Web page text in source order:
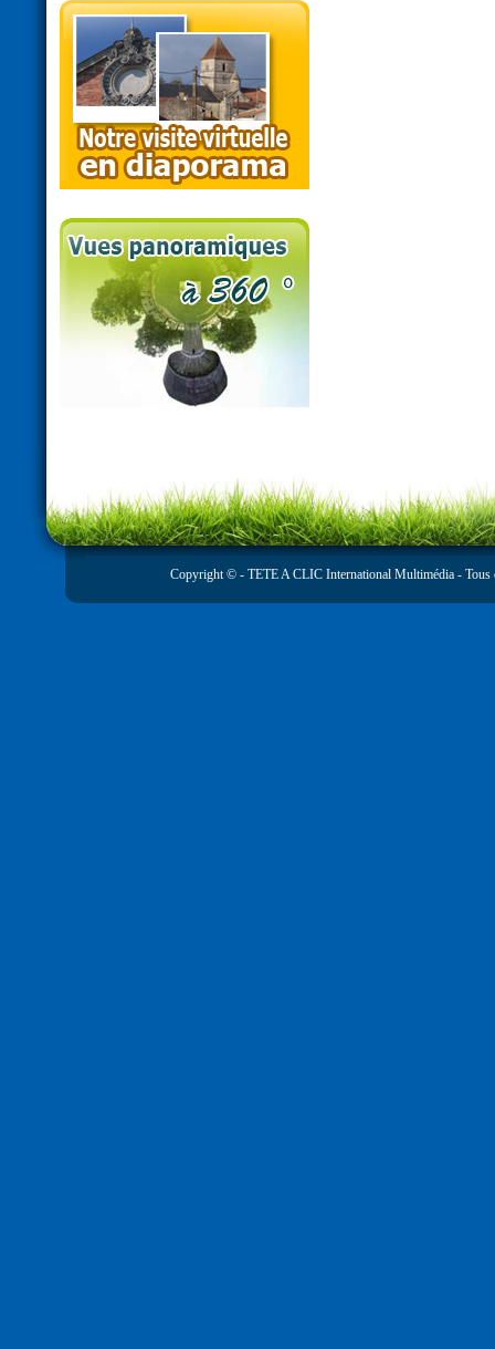
Copyright © - TETE A CLIC International Multimédia - Tous